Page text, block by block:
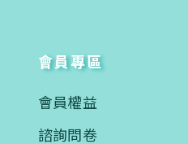
會員專區
會員權益
諮詢問卷